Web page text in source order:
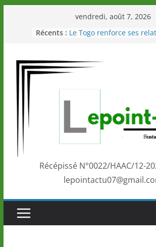
vendredi, août 7, 2026
Récents : Le Togo renforce ses
Éléphants en Côte d’Ivoire
LOTO DETENTE”, un
marque de confiance au
la scène internationale
performances de ses
Togo: Que retenir de la
éducation et de l’ambition
Récépissé N°0022/HAAC/12-